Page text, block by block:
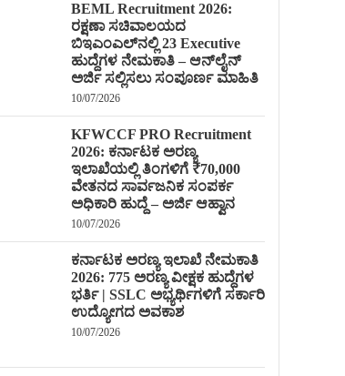
BEML Recruitment 2026:
ರಕ್ಷಣಾ ಸಚಿವಾಲಯದ
ಬಿಇಎಂಎಲ್‌ನಲ್ಲಿ 23 Executive
ಹುದ್ದೆಗಳ ನೇಮಕಾತಿ – ಆನ್‌ಲೈನ್
ಅರ್ಜಿ ಸಲ್ಲಿಸಲು ಸಂಪೂರ್ಣ ಮಾಹಿತಿ
10/07/2026
KFWCCF PRO Recruitment
2026: ಕರ್ನಾಟಕ ಅರಣ್ಯ
ಇಲಾಖೆಯಲ್ಲಿ ತಿಂಗಳಿಗೆ ₹70,000
ವೇತನದ ಸಾರ್ವಜನಿಕ ಸಂಪರ್ಕ
ಅಧಿಕಾರಿ ಹುದ್ದೆ – ಅರ್ಜಿ ಆಹ್ವಾನ
10/07/2026
ಕರ್ನಾಟಕ ಅರಣ್ಯ ಇಲಾಖೆ ನೇಮಕಾತಿ
2026: 775 ಅರಣ್ಯ ವೀಕ್ಷಕ ಹುದ್ದೆಗಳ
ಭರ್ತಿ | SSLC ಅಭ್ಯರ್ಥಿಗಳಿಗೆ ಸರ್ಕಾರಿ
ಉದ್ಯೋಗದ ಅವಕಾಶ
10/07/2026